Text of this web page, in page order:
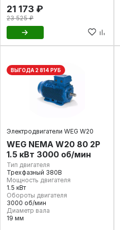
21 173 ₽
23 525 ₽
ВЫГОДА 2 814 РУБ
Электродвигатели WEG W20
WEG NEMA W20 80 2Р
1.5 кВт 3000 об/мин
Тип двигателя
Трехфазный 380В
Мощность двигателя
1.5 кВт
Обороты двигателя
3000 об/мин
Диаметр вала
19 мм